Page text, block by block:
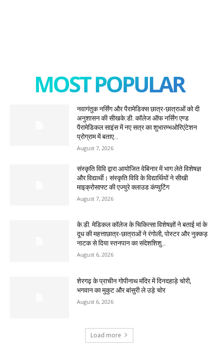
MOST POPULAR
नवागंतुक नर्सिंग और पैरामेडिक्स छात्र-छात्राओं को दी
अनुशासन की सीखके.डी. कॉलेज ऑफ नर्सिंग एण्ड
पैरामेडिकल साइंस में नए सत्र का शुभारम्भओरिएंटेशन
प्रोग्राम में बताए...
August 7, 2026
संस्कृति विवि द्वारा आयोजित वेबिनार में भाग लेते विशेषज्ञ
और विद्यार्थी। संस्कृति विवि के विद्यार्थियों ने सीखी
माइक्रोसाफ्ट की एज्युरे क्लाउड कंप्युटिंग
August 7, 2026
के.डी. मेडिकल कॉलेज के चिकित्सा विशेषज्ञों ने बताई मां के
दूध की महत्ताछात्र-छात्राओं ने रंगोली, पोस्टर और नुक्कड़
नाटक से दिया स्तनपान का संदेशशिशु...
August 6, 2026
शेरगढ़ के प्राचीन गोपीनाथ मंदिर में दिनदहाड़े चोरी,
भगवान का मुकुट और बांसुरी ले उड़े चोर
August 6, 2026
Load more